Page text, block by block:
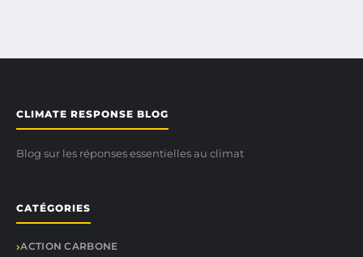
CLIMATE RESPONSE BLOG
Blog sur les réponses essentielles au climat
CATÉGORIES
ACTION CARBONE